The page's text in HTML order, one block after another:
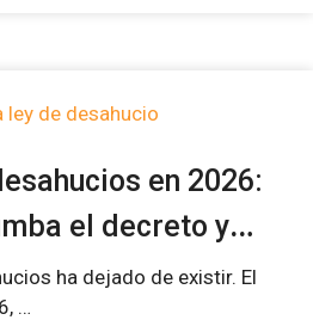
en 2026:
el decreto y
saber
ha dejado de existir. El
…